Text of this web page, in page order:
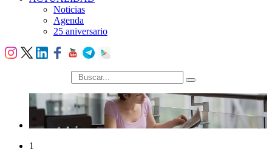
Noticias
Agenda
25 aniversario
búsqueda
1